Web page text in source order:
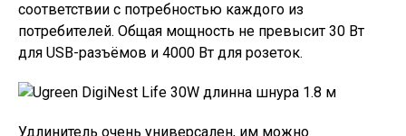
соответствии с потребностью каждого из
потребителей. Общая мощность не превысит 30 Вт
для USB-разъёмов и 4000 Вт для розеток.
Удлинитель очень универсален, им можно